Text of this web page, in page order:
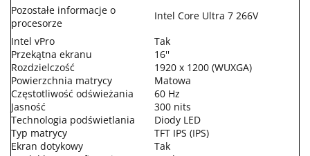
Pozostałe informacje o
procesorze
Intel Core Ultra 7 266V
Intel vPro
Tak
Przekątna ekranu
16''
Rozdzielczość
1920 x 1200 (WUXGA)
Powierzchnia matrycy
Matowa
Częstotliwość odświeżania
60 Hz
Jasność
300 nits
Technologia podświetlania
Diody LED
Typ matrycy
TFT IPS (IPS)
Ekran dotykowy
Tak